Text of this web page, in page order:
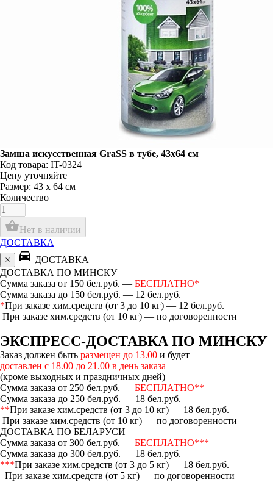
Замша искусственная GraSS в тубе, 43х64 см
Код товара: IT-0324
Цену уточняйте
Размер: 43 х 64 см
Количество
shopping_basketНет в наличии
ДОСТАВКА
×
directions_car ДОСТАВКА
ДОСТАВКА ПО МИНСКУ
Сумма заказа от 150 бел.руб. — БЕСПЛАТНО*
Сумма заказа до 150 бел.руб. — 12 бел.руб.
*При заказе хим.средств (от 3 до 10 кг) — 12 бел.руб.
При заказе хим.средств (от 10 кг) — по договоренности
ЭКСПРЕСС-ДОСТАВКА ПО МИНСКУ
Заказ должен быть размещен до 13.00 и будет
доставлен с 18.00 до 21.00 в день заказа
(кроме выходных и праздничных дней)
Сумма заказа от 250 бел.руб. — БЕСПЛАТНО**
Сумма заказа до 250 бел.руб. — 18 бел.руб.
**При заказе хим.средств (от 3 до 10 кг) — 18 бел.руб.
При заказе хим.средств (от 10 кг) — по договоренности
ДОСТАВКА ПО БЕЛАРУСИ
Сумма заказа от 300 бел.руб. — БЕСПЛАТНО***
Сумма заказа до 300 бел.руб. — 18 бел.руб.
***При заказе хим.средств (от 3 до 5 кг) — 18 бел.руб.
При заказе хим.средств (от 5 кг) — по договоренности